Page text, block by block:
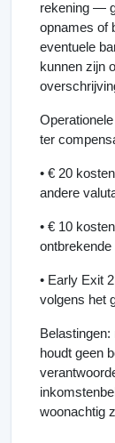
rekening —
opnames of
eventuele
kunnen zijn
ter
• € 20
andere
• € 10
• Early Exit
volgens het
houdt geen
woonachtig